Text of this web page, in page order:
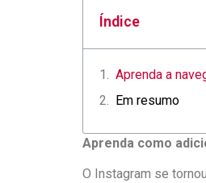
Índice
Aprenda a
Em resumo
Aprenda como
O ‌Instagram se